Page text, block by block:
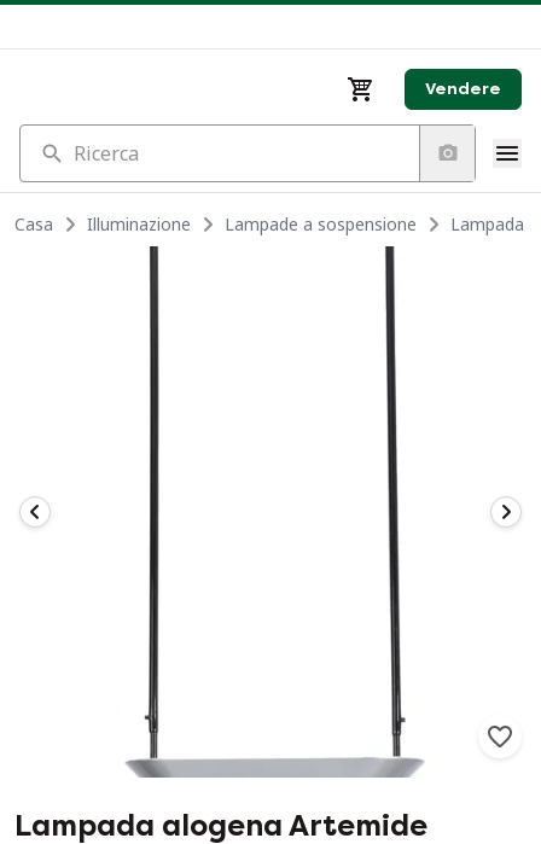
Vendere
Ricerca
Casa Illuminazione Lampade a sospensione Lampada
Lampada alogena Artemide